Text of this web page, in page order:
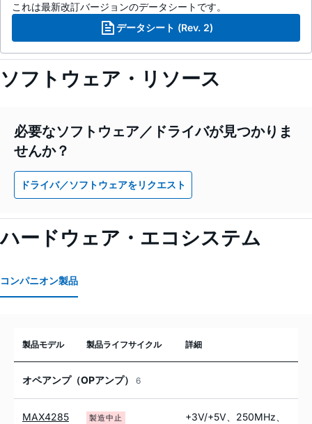
これは最新改訂バージョンのデータシートです。
データシート (Rev. 2)
ソフトウェア・リソース
必要なソフトウェア／ドライバが見つかりま
せんか？
ドライバ／ソフトウェアをリクエスト
ハードウェア・エコシステム
コンパニオン製品
製品モデル 製品ライフサイクル 詳細
オペアンプ（OPアンプ） 6
MAX4285 製造中止
+3V/+5V、250MHz、